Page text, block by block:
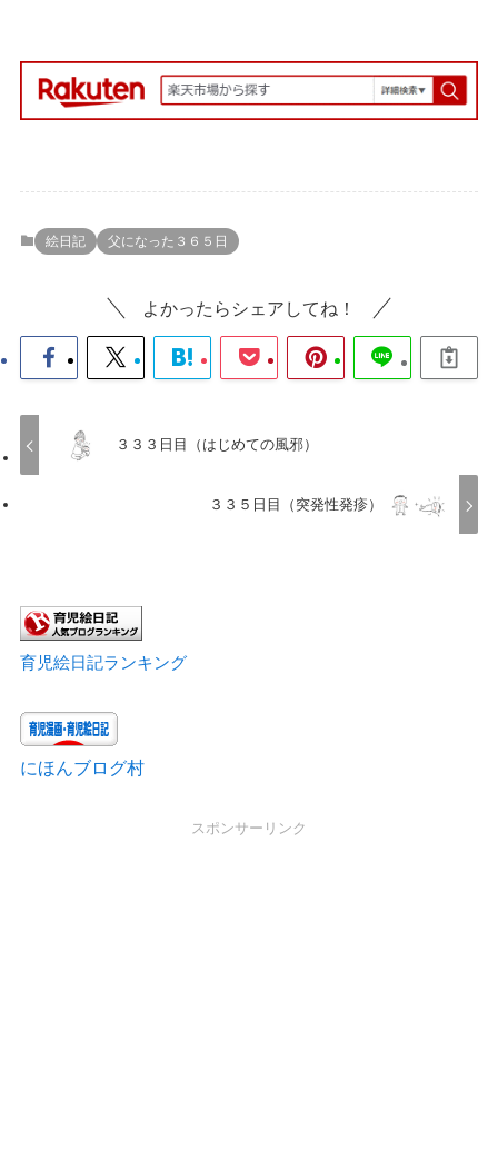
絵日記 父になった３６５日
よかったらシェアしてね！
３３３日目（はじめての風邪）
３３５日目（突発性発疹）
育児絵日記ランキング
にほんブログ村
スポンサーリンク